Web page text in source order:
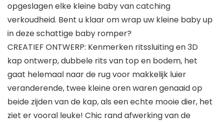
opgeslagen elke kleine baby van catching
verkoudheid. Bent u klaar om wrap uw kleine baby up
in deze schattige baby romper?
CREATIEF ONTWERP: Kenmerken ritssluiting en 3D
kap ontwerp, dubbele rits van top en bodem, het
gaat helemaal naar de rug voor makkelijk luier
veranderende, twee kleine oren waren genaaid op
beide zijden van de kap, als een echte mooie dier, het
ziet er vooral leuke! Chic rand afwerking van de